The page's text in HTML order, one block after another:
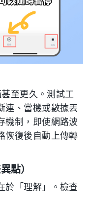
至更久。測試工
連、當機或數據丟
機制，即使網路波
恢復後自動上傳轉
點）
於「理解」。檢查